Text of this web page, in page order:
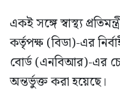
একই সঙ্গে স্বাস্থ্য
কর্তৃপক্ষ (বিডা)-এর
বোর্ড (এনবিআর)-এর
অন্তর্ভুক্ত করা হয়েছে।